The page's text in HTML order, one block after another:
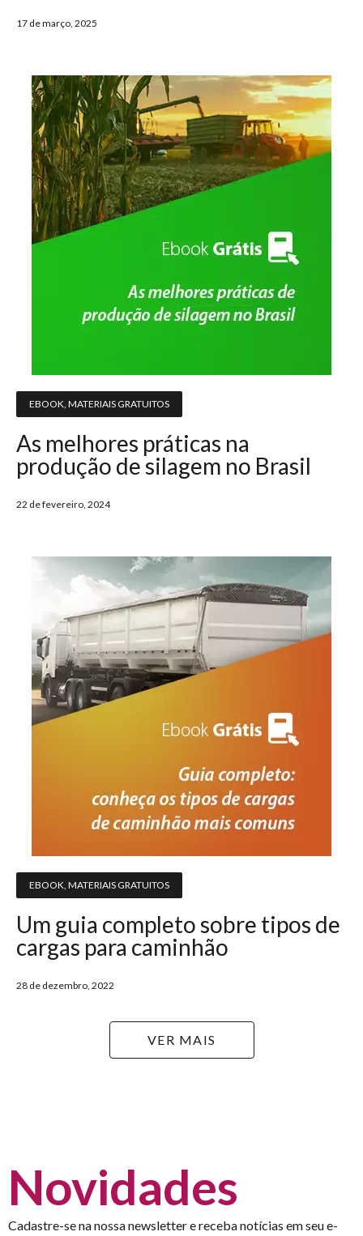
17 de março, 2025
EBOOK, MATERIAIS GRATUITOS
As melhores práticas na
produção de silagem no Brasil
22 de fevereiro, 2024
EBOOK, MATERIAIS GRATUITOS
Um guia completo sobre tipos de
cargas para caminhão
28 de dezembro, 2022
VER MAIS
Novidades
Cadastre-se na nossa newsletter e receba notícias em seu e-